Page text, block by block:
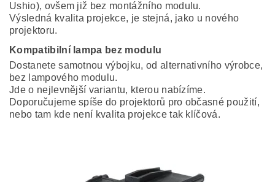
Ushio), ovšem již bez montážního modulu.
Výsledná kvalita projekce, je stejná, jako u nového
projektoru.
Kompatibilní lampa bez modulu
Dostanete samotnou výbojku, od alternativního výrobce,
bez lampového modulu.
Jde o nejlevnější variantu, kterou nabízíme.
Doporučujeme spíše do projektorů pro občasné použití,
nebo tam kde není kvalita projekce tak klíčová.